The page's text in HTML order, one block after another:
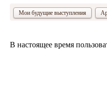
Мои будущие выступления
В настоящее время